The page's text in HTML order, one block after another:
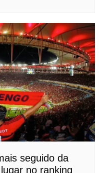
seguido da
no ranking